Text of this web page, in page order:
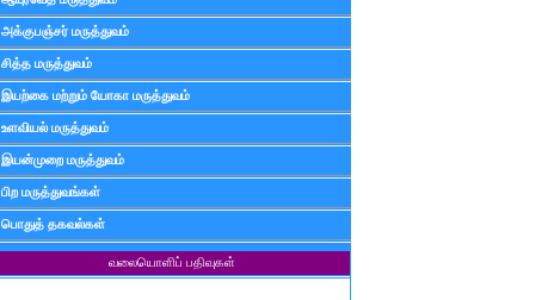
அக்குபஞ்சர் மருத்துவம்
சித்த மருத்துவம்
இயற்கை மற்றும் யோகா மருத்துவம்
உளவியல் மருத்துவம்
இயன்முறை மருத்துவம்
பிற மருத்துவங்கள்
பொதுத் தகவல்கள்
வலையொளிப் பதிவுகள்